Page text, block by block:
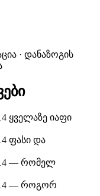
· დანაზოგის
ყველაზე იაფი
ფასი და
— რომელ
— როგორ